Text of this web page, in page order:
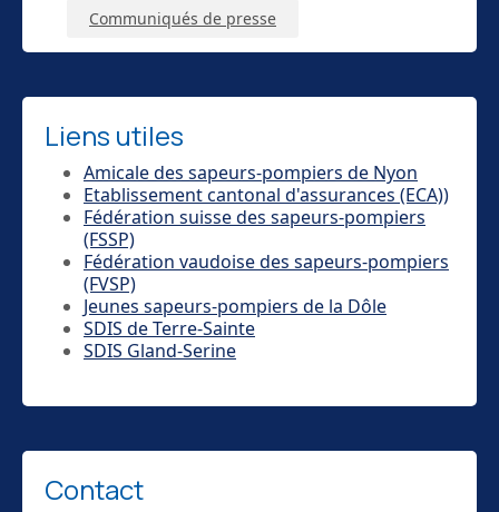
Communiqués de presse
Liens utiles
Amicale des sapeurs-pompiers de Nyon
Etablissement cantonal d'assurances (ECA))
Fédération suisse des sapeurs-pompiers
(FSSP)
Fédération vaudoise des sapeurs-pompiers
(FVSP)
Jeunes sapeurs-pompiers de la Dôle
SDIS de Terre-Sainte
SDIS Gland-Serine
Contact